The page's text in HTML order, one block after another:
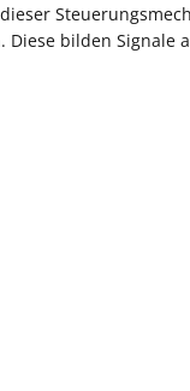
Diese bilden